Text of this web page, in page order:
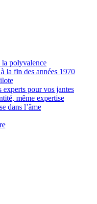
polyvalence
la fin des années 1970
pour vos jantes
même expertise
dans l’âme